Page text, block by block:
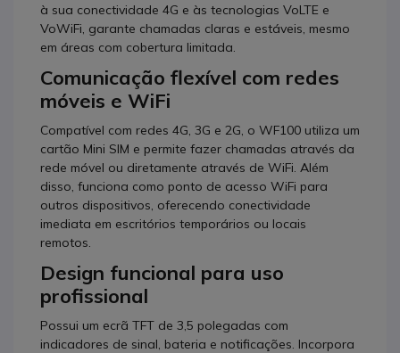
à sua conectividade 4G e às tecnologias VoLTE e
VoWiFi, garante chamadas claras e estáveis, mesmo
em áreas com cobertura limitada.
Comunicação flexível com redes
móveis e WiFi
Compatível com redes 4G, 3G e 2G, o WF100 utiliza um
cartão Mini SIM e permite fazer chamadas através da
rede móvel ou diretamente através de WiFi. Além
disso, funciona como ponto de acesso WiFi para
outros dispositivos, oferecendo conectividade
imediata em escritórios temporários ou locais
remotos.
Design funcional para uso
profissional
Possui um ecrã TFT de 3,5 polegadas com
indicadores de sinal, bateria e notificações. Incorpora